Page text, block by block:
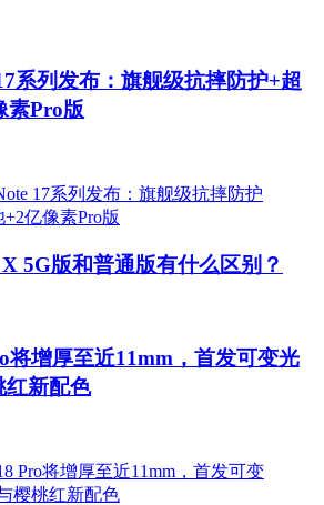
系列发布：旗舰级抗摔防护+超
素Pro版
5G版和普通版有什么区别？
将增厚至近11mm，首发可变光
红新配色